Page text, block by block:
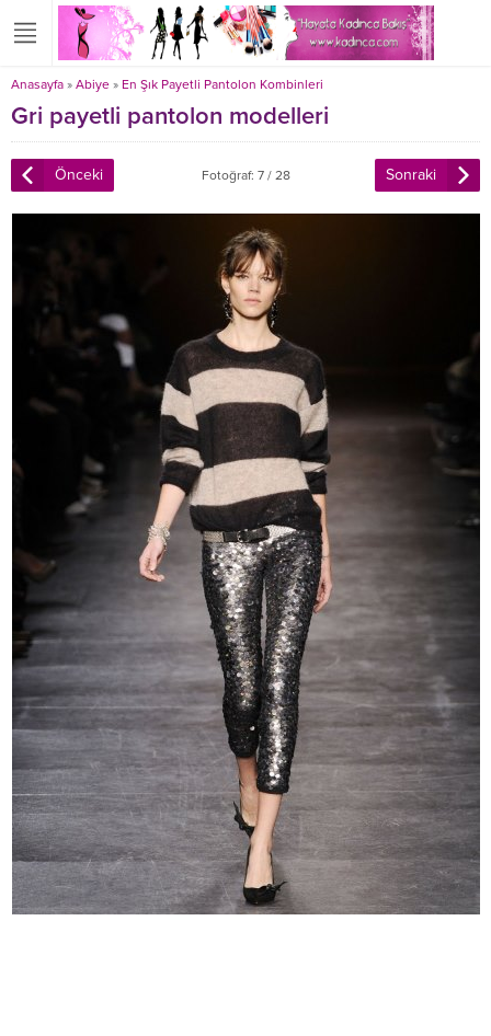
Anasayfa » Abiye » En Şık Payetli Pantolon Kombinleri
Gri payetli pantolon modelleri
Önceki Fotoğraf: 7 / 28 Sonraki